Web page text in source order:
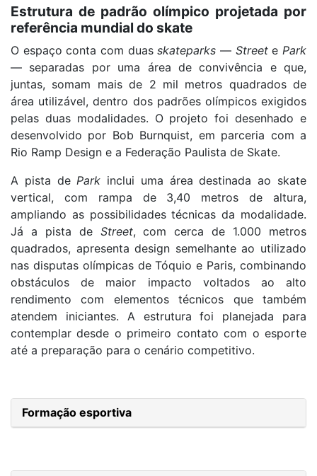
Estrutura de padrão olímpico projetada por
referência mundial do skate
O espaço conta com duasskateparks — Streete Park
— separadas por uma área de convivência e que,
juntas, somam mais de 2 mil metros quadrados de
área utilizável, dentro dos padrões olímpicos exigidos
pelas duas modalidades. O projeto foi desenhado e
desenvolvido por Bob Burnquist, em parceria com a
Rio Ramp Design e a Federação Paulista de Skate.
A pista de Park inclui uma área destinada ao skate
vertical, com rampa de 3,40 metros de altura,
ampliando as possibilidades técnicas da modalidade.
Já a pista de Street, com cerca de 1.000 metros
quadrados, apresenta design semelhante ao utilizado
nas disputas olímpicas de Tóquio e Paris, combinando
obstáculos de maior impacto voltados ao alto
rendimento com elementos técnicos que também
atendem iniciantes. A estrutura foi planejada para
contemplar desde o primeiro contato com o esporte
até a preparação para o cenário competitivo.
Formação esportiva